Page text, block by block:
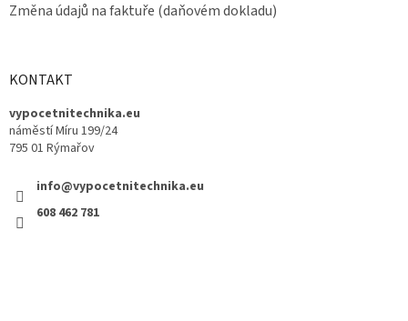
Změna údajů na faktuře (daňovém dokladu)
KONTAKT
vypocetnitechnika.eu
náměstí Míru 199/24
795 01 Rýmařov
info@vypocetnitechnika.eu
608 462 781